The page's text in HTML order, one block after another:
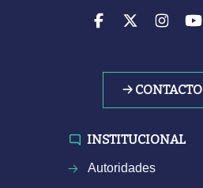
→ CONTACTO
INSTITUCIONAL
Autoridades